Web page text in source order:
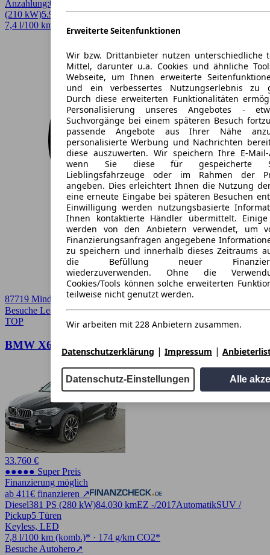
Erweiterte Seitenfunktionen
Wir bzw. Drittanbieter nutzen unterschiedliche
Mittel, darunter u.a. Cookies und ähnliche
Webseite, um Ihnen erweiterte
und ein verbessertes Nutzungserlebnis zu
Durch diese erweiterten Funktionalitäten
Personalisierung unseres Angebotes -
Suchvorgänge bei einem späteren Besuch
passende Angebote aus Ihrer Nähe
personalisierte Werbung und Nachrichten
diese auszuwerten. Wir speichern Ihre E-Mail-
wenn Sie diese für gespeicherte
Lieblingsfahrzeuge oder im Rahmen der
angeben. Dies erleichtert Ihnen die Nutzung
eine erneute Eingabe bei späteren Besuchen
Einwilligung werden nutzungsbasierte
Ihnen kontaktierte Händler übermittelt. Einige
werden von den Anbietern verwendet, um
Finanzierungsanfragen angegebene
zu speichern und innerhalb dieses Zeitraums
die Befüllung neuer
wiederzuverwenden. Ohne die
Cookies/Tools können solche erweiterten
teilweise nicht genutzt werden.
Wir arbeiten mit 228 Anbietern zusammen.
Datenschutzerklärung | Impressum |
Datenschutz-Einstellungen Alle
Anzahlung:0,00 €
(210 kW)5.965 kmEZ 05/2025AutomatikSUV / Pickup4 Türen
7,4 l/100 km (komb.)* · 193 g/km CO2* · CO2-Klasse G
87719 Mindelheim
Besuche Leasingmarkt➚
TOP
BMW X6 M50d
33.760 €
●●●●● Super Preis
Finanzierung möglich
ab 411€ finanzieren ↗
Diesel381 PS (280 kW)84.030 kmEZ -/2017AutomatikSUV /
Pickup5 Türen
Keyless, LED
7,8 l/100 km (komb.)* · 174 g/km CO2*
Besuche Autohero➚